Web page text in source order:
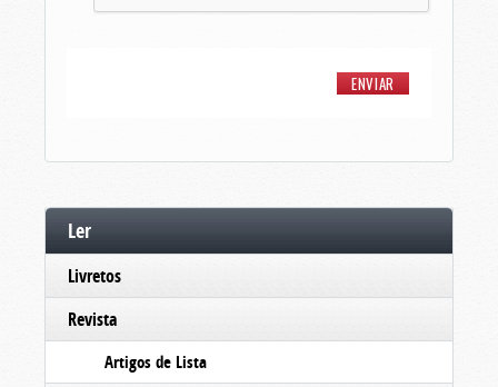
Ler
Livretos
Revista
Artigos de Lista